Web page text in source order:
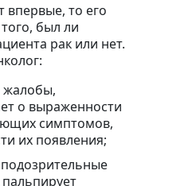
впервые, то его
был ли
рак или нет.
жалобы,
о выраженности
симптомов,
их появления;
пальпирует